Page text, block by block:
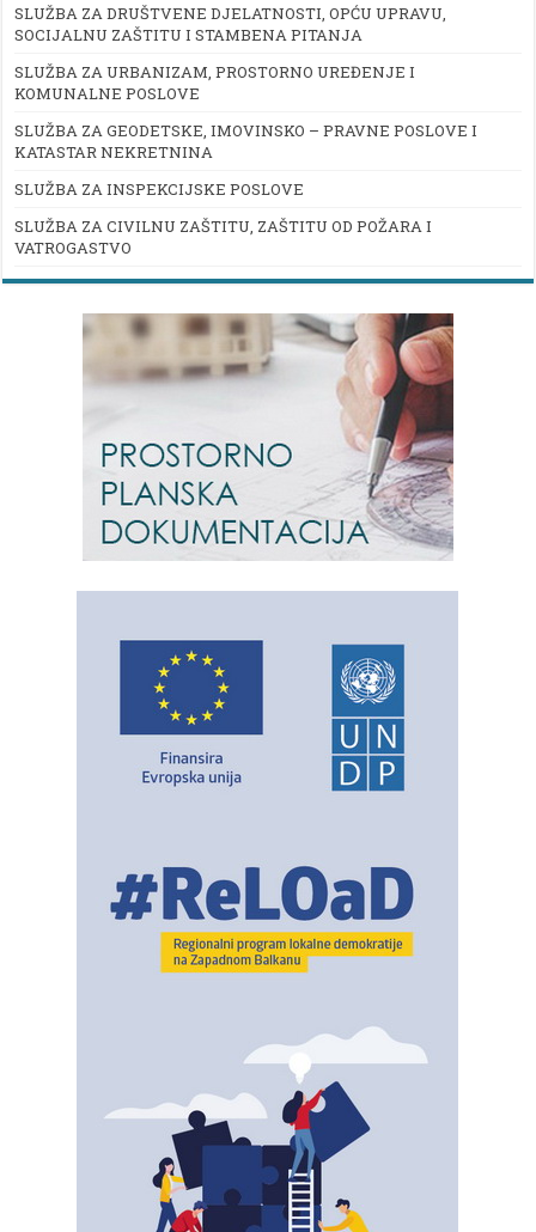
SLUŽBA ZA DRUŠTVENE DJELATNOSTI, OPĆU UPRAVU,
SOCIJALNU ZAŠTITU I STAMBENA PITANJA
SLUŽBA ZA URBANIZAM, PROSTORNO UREĐENJE I
KOMUNALNE POSLOVE
SLUŽBA ZA GEODETSKE, IMOVINSKO – PRAVNE POSLOVE I
KATASTAR NEKRETNINA
SLUŽBA ZA INSPEKCIJSKE POSLOVE
SLUŽBA ZA CIVILNU ZAŠTITU, ZAŠTITU OD POŽARA I
VATROGASTVO